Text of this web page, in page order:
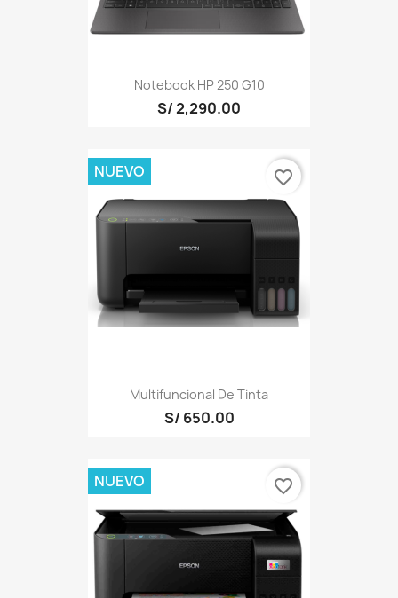
Notebook HP 250 G10
S/ 2,290.00
Multifuncional De Tinta
S/ 650.00
NUEVO favorite_border
NUEVO favorite_border